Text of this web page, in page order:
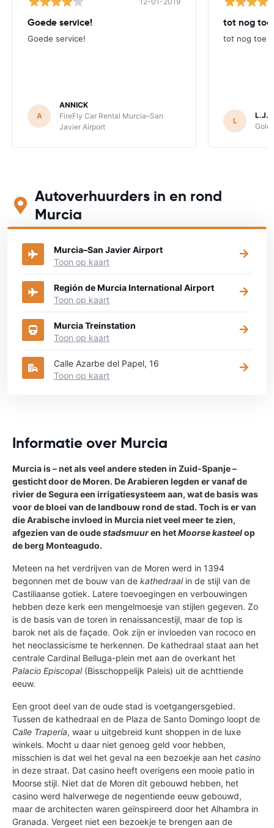
Goede service!
Goede service!
A
ANNICK
FireFly Car Rental Murcia–San
Javier Airport
tot nog toe
tot nog toe
L
L.J.
Autoverhuurders in en rond
Murcia
Bekijk op onderstaande kaart waar je een auto kunt huren
Murcia–San Javier Airport
Toon op kaart
Región de Murcia International Airport
Toon op kaart
Murcia Treinstation
Toon op kaart
Calle Azarbe del Papel, 16
Toon op kaart
Informatie over Murcia
Murcia is – net als veel andere steden in Zuid-Spanje –
gesticht door de Moren. De Arabieren legden er vanaf de
rivier de Segura een irrigatiesysteem aan, wat de basis was
voor de bloei van de landbouw rond de stad. Toch is er van
die Arabische invloed in Murcia niet veel meer te zien,
afgezien van de oudestadsmuuren hetMoorse kasteelop
de berg Monteagudo.
Meteen na het verdrijven van de Moren werd in 1394
begonnen met de bouw van de kathedraalin de stijl van de
Castiliaanse gotiek. Latere toevoegingen en verbouwingen
hebben deze kerk een mengelmoesje van stijlen gegeven. Zo
is de basis van de toren in renaissancestijl, maar de top is
barok net als de façade. Ook zijn er invloeden van rococo en
het neoclassicisme te herkennen. De kathedraal staat aan het
centrale Cardinal Belluga-plein met aan de overkant het
Palacio Episcopal(Bisschoppelijk Paleis) uit de achttiende
eeuw.
Een groot deel van de oude stad is voetgangersgebied.
Tussen de kathedraal en de Plaza de Santo Domingo loopt de
Calle Trapería, waar u uitgebreid kunt shoppen in de luxe
winkels. Mocht u daar niet genoeg geld voor hebben,
misschien is dat wel het geval na een bezoekje aan het casino
in deze straat. Dat casino heeft overigens een mooie patio in
Moorse stijl. Niet dat de Moren dit gebouwd hebben, het
casino werd halverwege de negentiende eeuw gebouwd,
maar de architecten waren geïnspireerd door het Alhambra in
Granada. Vergeet niet een bezoekje te brengen aan de